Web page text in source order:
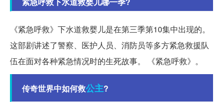
《紧急呼救》下水道救婴儿是在第三季第10集中出现的。
这部剧讲述了警察、医护人员、消防员等多方紧急救援队
伍在面对各种紧急情况时的生死故事。 《紧急呼救》。
传奇世界中如何救公主?